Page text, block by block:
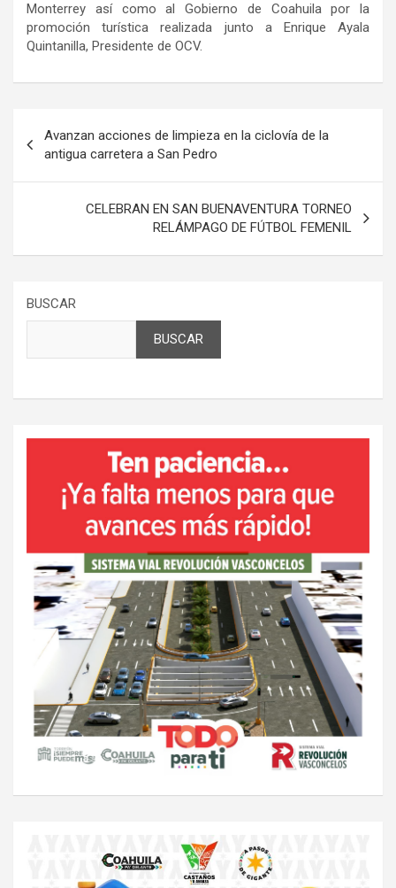
Monterrey así como al Gobierno de Coahuila por la
promoción turística realizada junto a Enrique Ayala
Quintanilla, Presidente de OCV.
de
entradas
Avanzan acciones de limpieza en la ciclovía de la
antigua carretera a San Pedro
CELEBRAN EN SAN BUENAVENTURA TORNEO
RELÁMPAGO DE FÚTBOL FEMENIL
BUSCAR
BUSCAR